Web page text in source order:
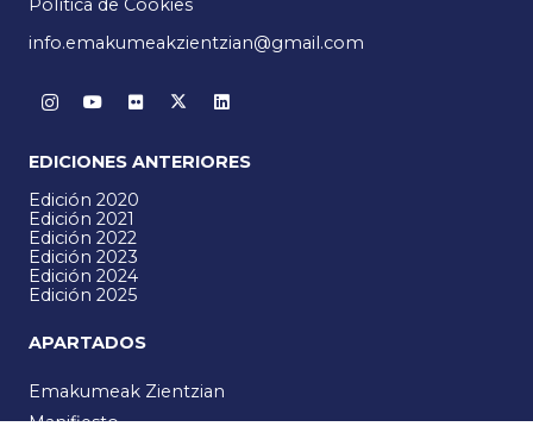
Política de Cookies
info.emakumeakzientzian@gmail.com
EDICIONES ANTERIORES
Edición 2020
Edición 2021
Edición 2022
Edición 2023
Edición 2024
Edición 2025
APARTADOS
Emakumeak Zientzian
Manifiesto